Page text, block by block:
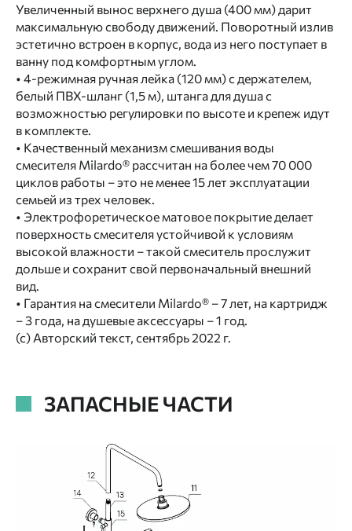
Увеличенный вынос верхнего душа (400 мм) дарит
максимальную свободу движений. Поворотный излив
эстетично встроен в корпус, вода из него поступает в
ванну под комфортным углом.
• 4-режимная ручная лейка (120 мм) с держателем,
белый ПВХ-шланг (1,5 м), штанга для душа с
возможностью регулировки по высоте и крепеж идут
в комплекте.
• Качественный механизм смешивания воды
смесителя Milardo® рассчитан на более чем 70 000
циклов работы – это не менее 15 лет эксплуатации
семьей из трех человек.
• Электрофоретическое матовое покрытие делает
поверхность смесителя устойчивой к условиям
высокой влажности – такой смеситель прослужит
дольше и сохранит свой первоначальный внешний
вид.
• Гарантия на смесители Milardo® – 7 лет, на картридж
– 3 года, на душевые аксессуары – 1 год.
(с) Авторский текст, сентябрь 2022 г.
ЗАПАСНЫЕ ЧАСТИ